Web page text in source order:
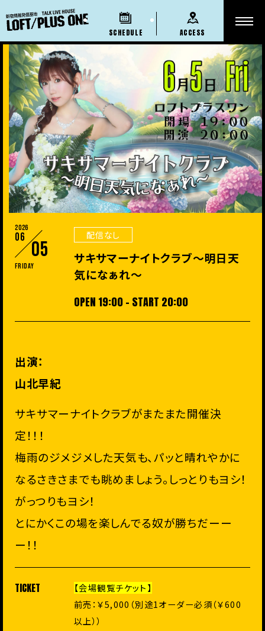
SCHEDULE ACCESS
2026
06
05
Friday
配信なし
サキサマーナイトクラブ〜明日天
気になぁれ〜
OPEN 19:00 - START 20:00
出演：
山北早紀
サキサマーナイトクラブがまたまた開催決
定！！！
梅雨のジメジメした天気も、パッと晴れやかに
なるさきさまでも眺めましょう。しっとりもヨシ！
がっつりもヨシ！
とにかくこの場を楽しんでる奴が勝ちだーー
ー！！
TICKET
【会場観覧チケット】
前売：￥5,000（別途1オーダー必須（￥600
以上））